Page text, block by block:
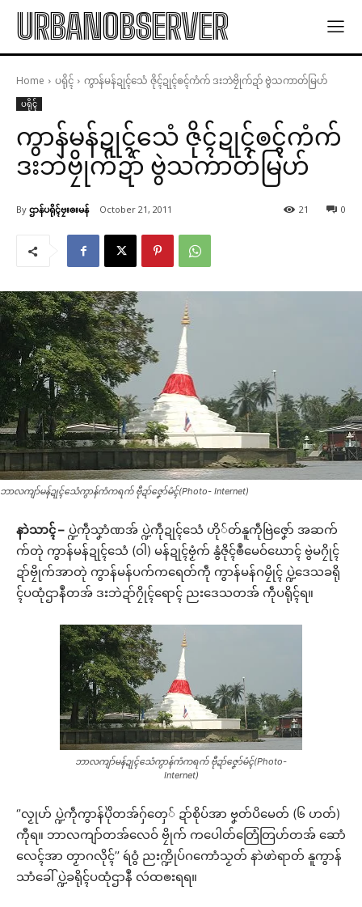
URBANOBSERVER
Home ပရိုၚ် ကွာန်မန်ဍုၚ်သေံ ဇိုၚ်ဍုၚ်ၜၚ်ကံက် ဒးဘဲဗၠိုက်ဍာ် ဗွဲသကာတ်မြဟ်
ပရိုၚ်
ကွာန်မန်ဍုၚ်သေံ ဇိုၚ်ဍုၚ်ၜၚ်ကံက်
ဒးဘဲဗၠိုက်ဍာ် ဗွဲသကာတ်မြဟ်
By ဌာန်ပရိုၚ်ဗၠးၜးမန် October 21, 2011 0
21
ဘာလကျာ်မန်ဍုၚ်သေံကွာန်ကံကရက် ဗီုဍာ်ဇၞော်မံၚ်(Photo- Internet)
နာဲသာၚ် – ပ္ဍဲကဵုသၞာံဏအ် ပ္ဍဲကဵုဍုၚ်သေံ ဟို်တ်နူကဵုဗြဲဇၞော် အဆက်
က်တုဲ ကွာန်မန်ဍုၚ်သေံ (ဝါ) မန်ဍုၚ်ဗၟံက် နွံဇိုၚ်ၜဳမေဝ်ဃောၚ် ဗွဲမဂၠိုၚ်
ဍာ်ဗၠိုက်အာတုဲ ကွာန်မန်ပက်ကရေတ်ကဵု ကွာန်မန်ဂမၠိုၚ် ပ္ဍဲဒေသခရို
ၚ်ပထုံဌာနဳတအ် ဒးဘဲဍာ်ဂၠိုၚ်ရောၚ် ညးဒေသတအ် ကဵုပရိုၚ်ရ။
ဘာလကျာ်မန်ဍုၚ်သေံကွာန်ကံကရက် ဗီုဍာ်ဇၞော်မံၚ်(Photo-
Internet)
‘’လၟုဟ် ပ္ဍဲကဵုကွာန်ပိုဲတအ်ဂှ်တှေ် ဍာ်စိုပ်အာ ဗၞတ်ပိမေတ် (၆ ဟတ်)
ကီုရ။ ဘာလကျာ်တအ်လေဝ် ဗၠိုက် ကပေါတ်တြေံတြဟ်တအ် ဆောံ
လေၚ်အာ တၟာဂလိုၚ်’’ ရဴဝွံ ညးက္ဍိုပ်ဂကောံသၟတ် နာဲဖာဲရာတ် နူကွာန်
သာံခေါ် ပ္ဍဲခရိုၚ်ပထုံဌာနဳ လဴထၜးရရ။